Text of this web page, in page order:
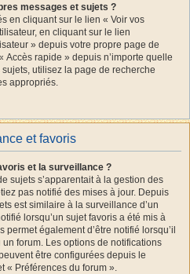
messages et sujets ?
en cliquant sur le lien « Voir vos
en cliquant sur le lien
» depuis votre propre page de
rapide » depuis n’importe quelle
utilisez la page de recherche
appropriés.
et favoris
et la surveillance ?
sujets s’apparentait à la gestion des
pas notifié des mises à jour. Depuis
est similaire à la surveillance d’un
lorsqu’un sujet favoris a été mis à
également d’être notifié lorsqu’il
forum. Les options de notifications
être configurées depuis le
« Préférences du forum ».